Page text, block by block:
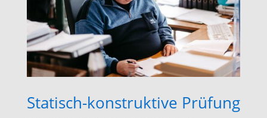
Statisch-konstruktive Prüfung